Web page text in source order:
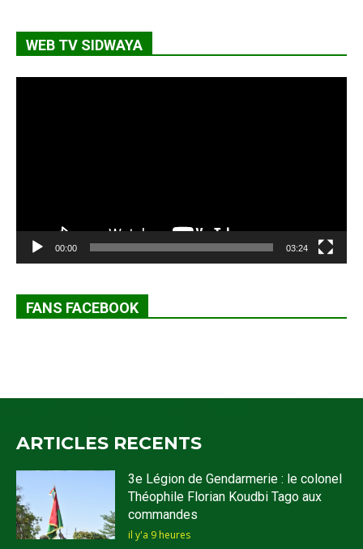
WEB TV SIDWAYA
00:00 03:24
FANS FACEBOOK
ARTICLES RECENTS
3e Légion de Gendarmerie : le colonel
Théophile Florian Koudbi Tago aux
commandes
il y'a 9 heures